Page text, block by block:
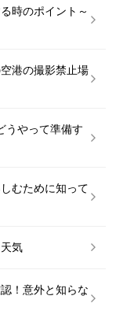
時のポイント～
港の撮影禁止場
うやって準備す
むために知って
気
！意外と知らな